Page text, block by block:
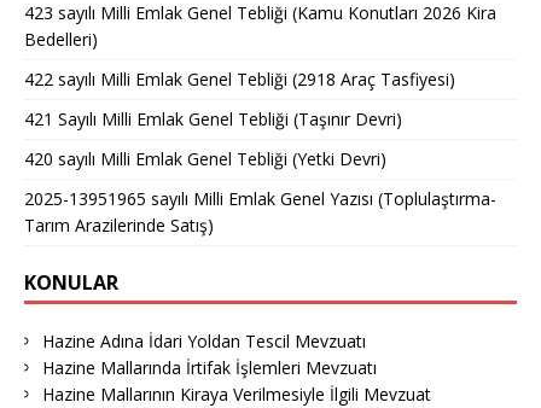
423 sayılı Milli Emlak Genel Tebliği (Kamu Konutları 2026 Kira
Bedelleri)
422 sayılı Milli Emlak Genel Tebliği (2918 Araç Tasfiyesi)
421 Sayılı Milli Emlak Genel Tebliği (Taşınır Devri)
420 sayılı Milli Emlak Genel Tebliği (Yetki Devri)
2025-13951965 sayılı Milli Emlak Genel Yazısı (Toplulaştırma-
Tarım Arazilerinde Satış)
KONULAR
Hazine Adına İdari Yoldan Tescil Mevzuatı
Hazine Mallarında İrtifak İşlemleri Mevzuatı
Hazine Mallarının Kiraya Verilmesiyle İlgili Mevzuat